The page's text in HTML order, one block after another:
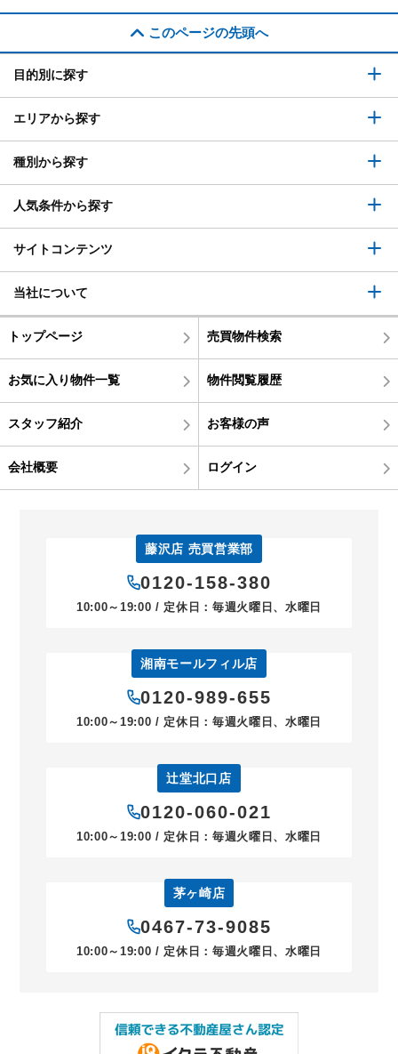
このページの先頭へ
目的別に探す
エリアから探す
種別から探す
人気条件から探す
サイトコンテンツ
当社について
トップページ 売買物件検索
お気に入り物件一覧 物件閲覧履歴
スタッフ紹介 お客様の声
会社概要 ログイン
藤沢店 売買営業部
0120-158-380
10:00～19:00 / 定休日：毎週火曜日、水曜日
湘南モールフィル店
0120-989-655
10:00～19:00 / 定休日：毎週火曜日、水曜日
辻堂北口店
0120-060-021
10:00～19:00 / 定休日：毎週火曜日、水曜日
茅ヶ崎店
0467-73-9085
10:00～19:00 / 定休日：毎週火曜日、水曜日